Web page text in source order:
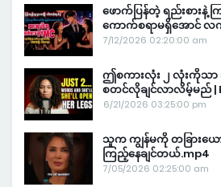
ဖောက်ပြန်တဲ့ ရည်းစား
ကောက်စရာမရှိအောင် လက်
7/12/2026 02:20:00 am
ဤစကားလုံး ၂ လုံးကိုသ
စတင်လိုချင်လာလိမ့်မည် |
6/21/2026 03:25:00 pm
သူက ကျွန်မကို တခြားယေ
ကြည့်နေချင်တယ်.mp4
7/05/2026 02:25:00 am